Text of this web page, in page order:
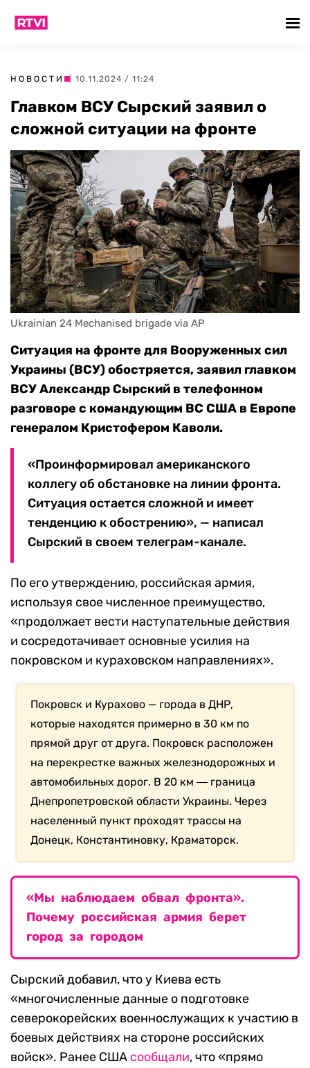
НОВОСТИ | 10.11.2024 / 11:24
Главком ВСУ Сырский заявил о
сложной ситуации на фронте
Ukrainian 24 Mechanised brigade via AP
Ситуация на фронте для Вооруженных сил
Украины (ВСУ) обостряется, заявил главком
ВСУ Александр Сырский в телефонном
разговоре с командующим ВС США в Европе
генералом Кристофером Каволи.
«Проинформировал американского
коллегу об обстановке на линии фронта.
Ситуация остается сложной и имеет
тенденцию к обострению», — написал
Сырский в своем телеграм-канале.
По его утверждению, российская армия,
используя свое численное преимущество,
«продолжает вести наступательные действия
и сосредотачивает основные усилия на
покровском и кураховском направлениях».
Покровск и Курахово — города в ДНР,
которые находятся примерно в 30 км по
прямой друг от друга. Покровск расположен
на перекрестке важных железнодорожных и
автомобильных дорог. В 20 км ― граница
Днепропетровской области Украины. Через
населенный пункт проходят трассы на
Донецк, Константиновку, Краматорск.
«Мы наблюдаем обвал фронта».
Почему российская армия берет
город за городом
Сырский добавил, что у Киева есть
«многочисленные данные о подготовке
северокорейских военнослужащих к участию в
боевых действиях на стороне российских
войск». Ранее США сообщали, что «прямо